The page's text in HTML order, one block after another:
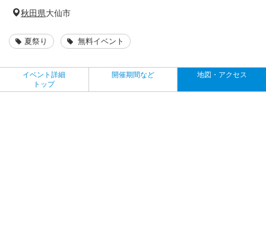
秋田県大仙市
夏祭り 無料イベント
イベント詳細
トップ
開催期間など 地図・アクセス